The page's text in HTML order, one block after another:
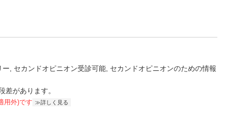
ー セカンドオピニオン受診可能 セカンドオピニオンのための情報
があります。
用外)です 詳しく見る